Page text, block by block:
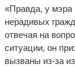
«Правда, у мэра
нерадивых
отвечая на
ситуации, он
вызваны из-за